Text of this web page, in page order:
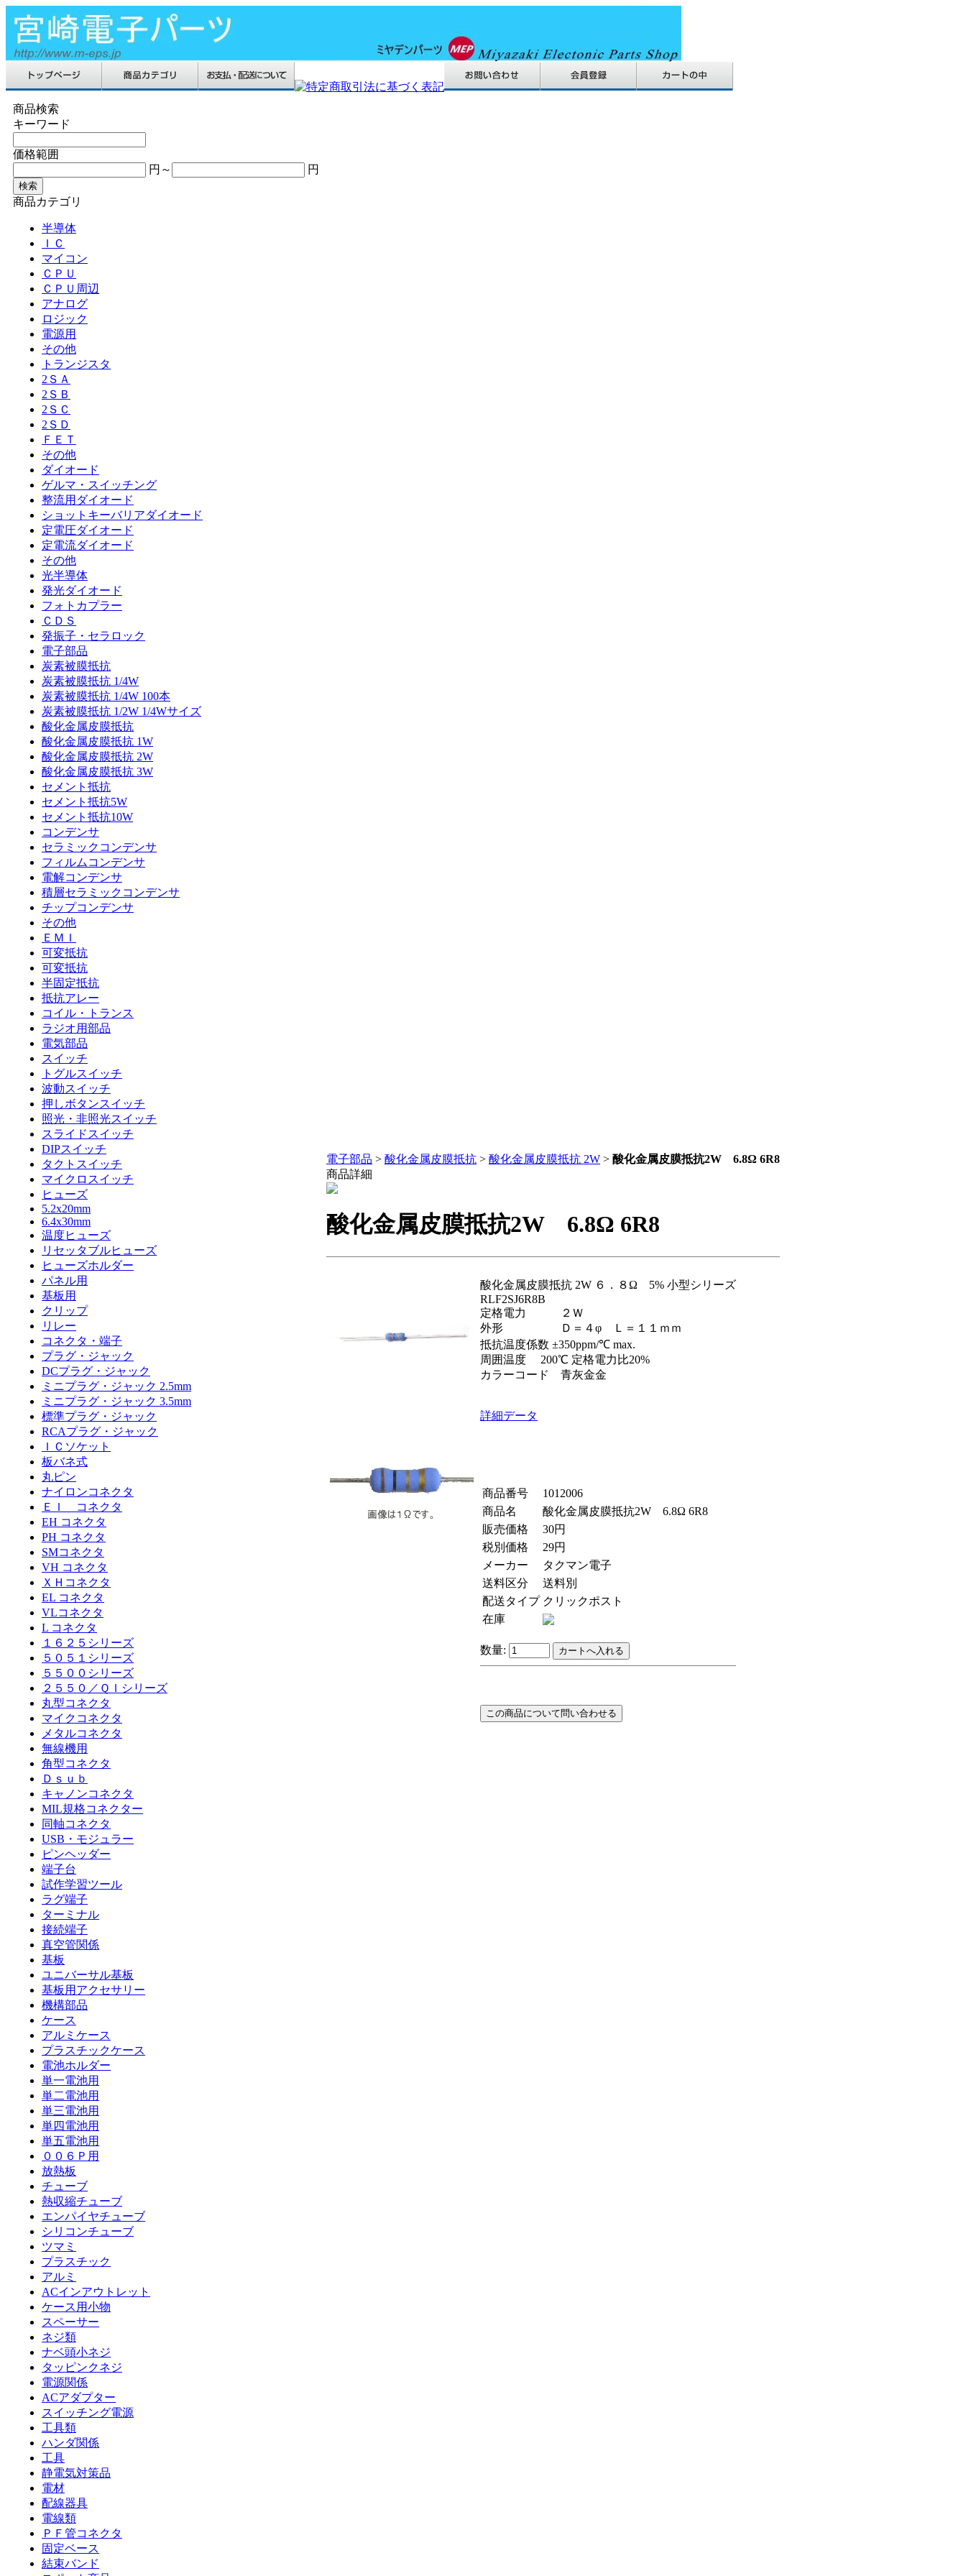
商品検索
キーワード
価格範囲
円～
円
商品カテゴリ
半導体
ＩＣ
マイコン
ＣＰＵ
ＣＰＵ周辺
アナログ
ロジック
電源用
その他
トランジスタ
2ＳＡ
2ＳＢ
2ＳＣ
2ＳＤ
ＦＥＴ
その他
ダイオード
ゲルマ・スイッチング
整流用ダイオード
ショットキーバリアダイオード
定電圧ダイオード
定電流ダイオード
その他
光半導体
発光ダイオード
フォトカプラー
ＣＤＳ
発振子・セラロック
電子部品
炭素被膜抵抗
炭素被膜抵抗 1/4W
炭素被膜抵抗 1/4W 100本
炭素被膜抵抗 1/2W 1/4Wサイズ
酸化金属皮膜抵抗
酸化金属皮膜抵抗 1W
酸化金属皮膜抵抗 2W
酸化金属皮膜抵抗 3W
セメント抵抗
セメント抵抗5W
セメント抵抗10W
コンデンサ
セラミックコンデンサ
フィルムコンデンサ
電解コンデンサ
積層セラミックコンデンサ
チップコンデンサ
その他
ＥＭＩ
可変抵抗
可変抵抗
半固定抵抗
抵抗アレー
コイル・トランス
ラジオ用部品
電気部品
スイッチ
トグルスイッチ
波動スイッチ
押しボタンスイッチ
照光・非照光スイッチ
スライドスイッチ
DIPスイッチ
タクトスイッチ
マイクロスイッチ
ヒューズ
5.2x20mm
6.4x30mm
温度ヒューズ
リセッタブルヒューズ
ヒューズホルダー
パネル用
基板用
クリップ
リレー
コネクタ・端子
プラグ・ジャック
DCプラグ・ジャック
ミニプラグ・ジャック 2.5mm
ミニプラグ・ジャック 3.5mm
標準プラグ・ジャック
RCAプラグ・ジャック
ＩＣソケット
板バネ式
丸ピン
ナイロンコネクタ
ＥＩ コネクタ
EH コネクタ
PH コネクタ
SMコネクタ
VH コネクタ
ＸＨコネクタ
EL コネクタ
VLコネクタ
L コネクタ
１６２５シリーズ
５０５１シリーズ
５５００シリーズ
２５５０／ＱＩシリーズ
丸型コネクタ
マイクコネクタ
メタルコネクタ
無線機用
角型コネクタ
Ｄｓｕｂ
キャノンコネクタ
MIL規格コネクター
同軸コネクタ
USB・モジュラー
ピンヘッダー
端子台
試作学習ツール
ラグ端子
ターミナル
接続端子
真空管関係
基板
ユニバーサル基板
基板用アクセサリー
機構部品
ケース
アルミケース
プラスチックケース
電池ホルダー
単一電池用
単二電池用
単三電池用
単四電池用
単五電池用
００６Ｐ用
放熱板
チューブ
熱収縮チューブ
エンパイヤチューブ
シリコンチューブ
ツマミ
プラスチック
アルミ
ACインアウトレット
ケース用小物
スペーサー
ネジ類
ナベ頭小ネジ
タッピンクネジ
電源関係
ACアダプター
スイッチング電源
工具類
ハンダ関係
工具
静電気対策品
電材
配線器具
電線類
ＰＦ管コネクタ
固定ベース
結束バンド
電子部品 > 酸化金属皮膜抵抗 > 酸化金属皮膜抵抗 2W > 酸化金属皮膜抵抗2W 6.8Ω 6R8
商品詳細
酸化金属皮膜抵抗2W 6.8Ω 6R8
酸化金属皮膜抵抗 2W ６．８Ω 5% 小型シリーズ
RLF2SJ6R8B
定格電力 ２Ｗ
外形 Ｄ＝４φ Ｌ＝１１ｍｍ
抵抗温度係数 ±350ppm/℃ max.
周囲温度 200℃ 定格電力比20%
カラーコード 青灰金金
詳細データ
商品番号
1012006
商品名
酸化金属皮膜抵抗2W 6.8Ω 6R8
販売価格
30円
税別価格
29円
メーカー
タクマン電子
送料区分
送料別
配送タイプ クリックポスト
在庫
数量: